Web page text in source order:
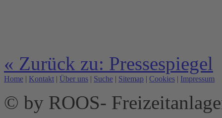
« Zurück zu: Pressespiegel
Home | Kontakt | Über uns | Suche | Sitemap | Cookies | Impressum
© by ROOS-